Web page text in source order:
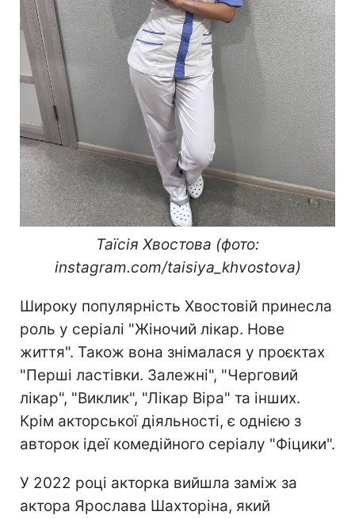
Таїсія Хвостова (фото:
instagram.com/taisiya_khvostova)
Широку популярність Хвостовій принесла
роль у серіалі "Жіночий лікар. Нове
життя". Також вона знімалася у проєктах
"Перші ластівки. Залежні", "Черговий
лікар", "Виклик", "Лікар Віра" та інших.
Крім акторської діяльності, є однією з
авторок ідеї комедійного серіалу "Фіцики".
У 2022 році акторка вийшла заміж за
актора Ярослава Шахторіна, який